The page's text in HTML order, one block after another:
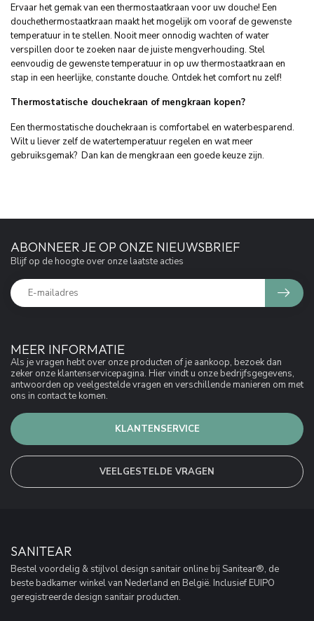
Ervaar het gemak van een thermostaatkraan voor uw douche! Een
douchethermostaatkraan maakt het mogelijk om vooraf de gewenste
temperatuur in te stellen. Nooit meer onnodig wachten of water
verspillen door te zoeken naar de juiste mengverhouding. Stel
eenvoudig de gewenste temperatuur in op uw thermostaatkraan en
stap in een heerlijke, constante douche. Ontdek het comfort nu zelf!
Thermostatische douchekraan of mengkraan kopen?
Een thermostatische douchekraan is comfortabel en waterbesparend.
Wilt u liever zelf de watertemperatuur regelen en wat meer
gebruiksgemak? Dan kan de mengkraan een goede keuze zijn.
MEER INFORMATIE
Als je vragen hebt over onze producten of je aankoop, bezoek dan
zeker onze klantenservicepagina. Hier vindt u onze bedrijfsgegevens,
antwoorden op veelgestelde vragen en verschillende manieren om met
ons in contact te komen.
KLANTENSERVICE
VEELGESTELDE VRAGEN
ABONNEER JE OP ONZE NIEUWSBRIEF
Blijf op de hoogte over onze laatste acties
SANITEAR
Bestel voordelig & stijlvol design sanitair online bij Sanitear®, de
beste badkamer winkel van Nederland en België. Inclusief EUIPO
geregistreerde design sanitair producten.